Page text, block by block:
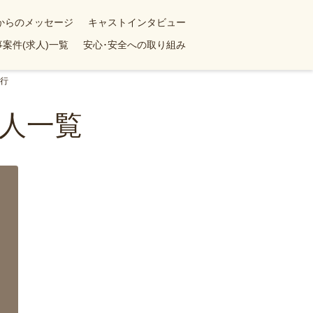
らのメッセージ
キャストインタビュー
案件(求人)一覧 安心･安全への取り組み
一覧